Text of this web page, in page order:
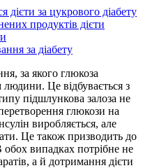
за цукрового діабету
продуктів дієти
за діабету
за якого глюкоза
людини. Це відбувається з
підшлункова залоза не
глюкози на
виробляється, але
Це також призводить до
випадках потрібне не
а й дотримання дієти